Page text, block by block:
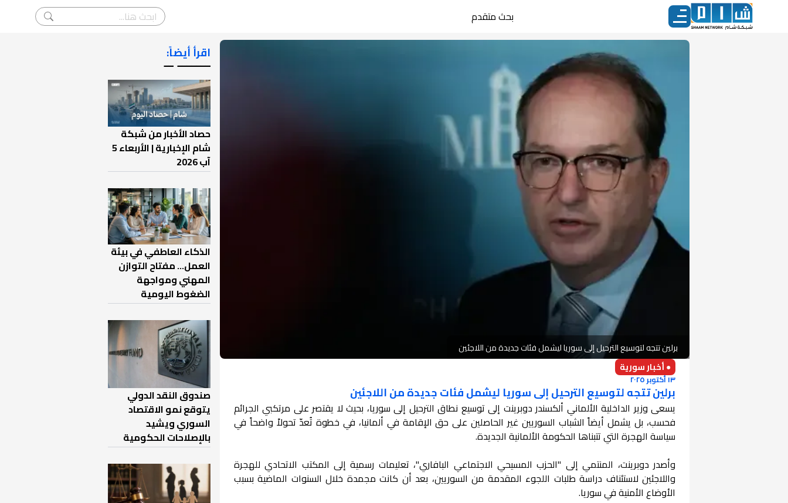
بحث متقدم
برلين تتجه لتوسيع الترحيل إلى سوريا ليشمل فئات جديدة من اللاجئين
● أخبار سورية
١٣ أكتوبر ٢٠٢٥
برلين تتجه لتوسيع الترحيل إلى سوريا ليشمل فئات جديدة من اللاجئين
يسعى وزير الداخلية الألماني ألكسندر دوبرينت إلى توسيع نطاق الترحيل إلى سوريا، بحيث لا يقتصر على مرتكبي الجرائم
فحسب، بل يشمل أيضاً الشباب السوريين غير الحاصلين على حق الإقامة في ألمانيا، في خطوة تُعدّ تحولاً واضحاً في
سياسة الهجرة التي تتبناها الحكومة الألمانية الجديدة.
وأصدر دوبرينت، المنتمي إلى "الحزب المسيحي الاجتماعي البافاري"، تعليمات رسمية إلى المكتب الاتحادي للهجرة
واللاجئين لاستئناف دراسة طلبات اللجوء المقدمة من السوريين، بعد أن كانت مجمدة خلال السنوات الماضية بسبب
الأوضاع الأمنية في سوريا.
اقرأ أيضاً:
ـــــــ ــ
حصاد الأخبار من شبكة
شام الإخبارية | الأربعاء 5
آب 2026
الذكاء العاطفي في بيئة
العمل… مفتاح التوازن
المهني ومواجهة
الضغوط اليومية
صندوق النقد الدولي
يتوقع نمو الاقتصاد
السوري ويشيد
بالإصلاحات الحكومية